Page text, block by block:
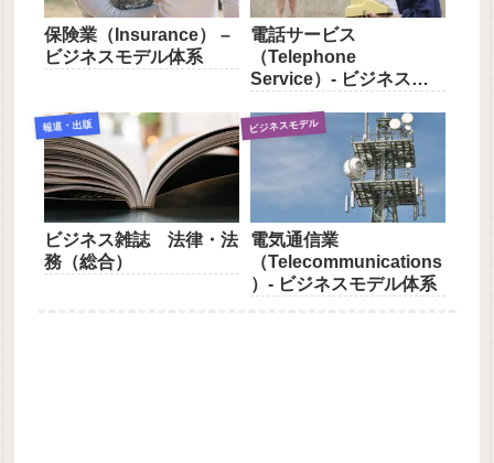
保険業（Insurance） –
ビジネスモデル体系
電話サービス
（Telephone
Service）- ビジネスモ
報道・出版
ビジネス雑誌 法律・法
務（総合）
ビジネスモデル
電気通信業
（Telecommunications
）- ビジネスモデル体系